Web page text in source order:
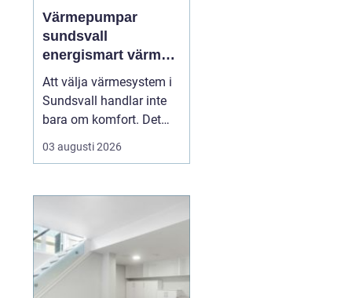
Värmepumpar
sundsvall
energismart värme
för norrländskt
klimat
Att välja värmesystem i
Sundsvall handlar inte
bara om komfort. Det
påverkar ekonomin,
miljön och husets
husägare ser hur
kombinerar låg
energiförbrukning med
trygg värme året runt.
Särskilt i ett kustklimat
03 augusti 2026